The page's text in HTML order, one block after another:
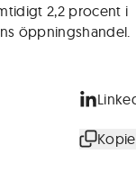
2,2 procent i
öppningshandel.